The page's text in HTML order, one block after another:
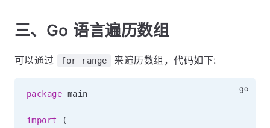
三、Go 语言遍历数组
可以通过 for range 来遍历数组，代码如下:
package main
import
(